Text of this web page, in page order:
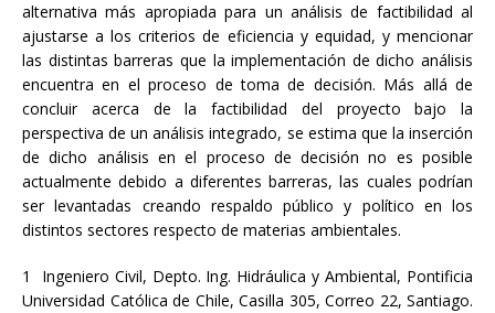
alternativa más apropiada para un análisis de factibilidad al
ajustarse a los criterios de eficiencia y equidad, y mencionar
las distintas barreras que la implementación de dicho análisis
encuentra en el proceso de toma de decisión. Más allá de
concluir acerca de la factibilidad del proyecto bajo la
perspectiva de un análisis integrado, se estima que la inserción
de dicho análisis en el proceso de decisión no es posible
actualmente debido a diferentes barreras, las cuales podrían
ser levantadas creando respaldo público y político en los
distintos sectores respecto de materias ambientales.
1 Ingeniero Civil, Depto. Ing. Hidráulica y Ambiental, Pontificia
Universidad Católica de Chile, Casilla 305, Correo 22, Santiago.